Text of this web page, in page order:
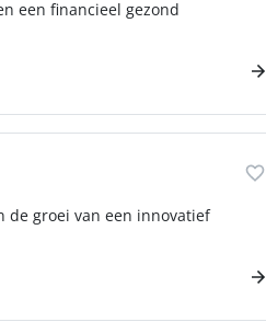
een financieel gezond
de groei van een innovatief